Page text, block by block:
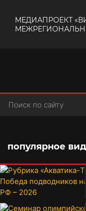
МЕДИАПРОЕКТ
популярное